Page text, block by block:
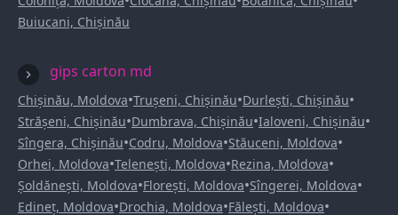
Buiucani, Chișinău
gips carton md
Chișinău, Moldova•Trușeni, Chișinău•Durlești, Chișinău•
Strășeni, Chișinău•Dumbrava, Chișinău•Ialoveni, Chișinău•
Sîngera, Chișinău•Codru, Moldova•Stăuceni, Moldova•
Orhei, Moldova•Telenești, Moldova•Rezina, Moldova•
Șoldănești, Moldova•Florești, Moldova•Sîngerei, Moldova•
Edineț, Moldova•Drochia, Moldova•Fălești, Moldova•